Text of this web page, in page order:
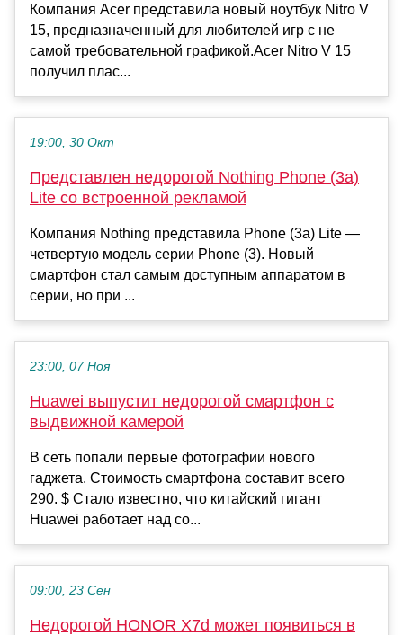
Компания Acer представила новый ноутбук Nitro V
15, предназначенный для любителей игр с не
самой требовательной графикой.Acer Nitro V 15
получил плас...
19:00, 30 Окт
Представлен недорогой Nothing Phone (3a)
Lite со встроенной рекламой
Компания Nothing представила Phone (3a) Lite —
четвертую модель серии Phone (3). Новый
смартфон стал самым доступным аппаратом в
серии, но при ...
23:00, 07 Ноя
Huawei выпустит недорогой смартфон с
выдвижной камерой
В сеть попали первые фотографии нового
гаджета. Стоимость смартфона составит всего
290. $ Стало известно, что китайский гигант
Huawei работает над со...
09:00, 23 Сен
Недорогой HONOR X7d может появиться в